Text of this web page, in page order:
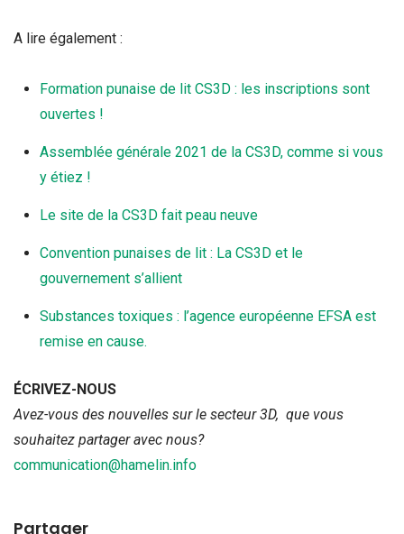
A lire également :
Formation punaise de lit CS3D : les inscriptions sont
ouvertes !
Assemblée générale 2021 de la CS3D, comme si vous
y étiez !
Le site de la CS3D fait peau neuve
Convention punaises de lit : La CS3D et le
gouvernement s’allient
Substances toxiques : l’agence européenne EFSA est
remise en cause.
ÉCRIVEZ-NOUS
Avez-vous des nouvelles sur le secteur 3D, que vous
souhaitez partager avec nous?
communication@hamelin.info
Partager